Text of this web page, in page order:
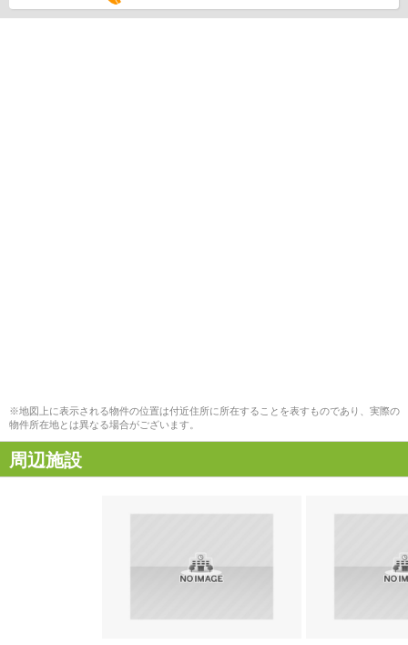
※地図上に表示される物件の位置は付近住所に所在することを表すものであり、実際の
物件所在地とは異なる場合がございます。
周辺施設